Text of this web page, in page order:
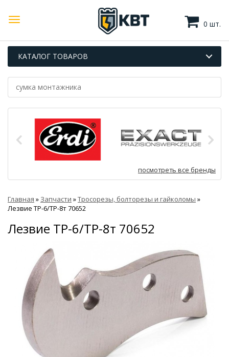
0 шт.
КАТАЛОГ ТОВАРОВ
посмотреть все бренды
Главная » Запчасти »Тросорезы, болторезы и гайколомы »
Лезвие ТР-6/ТР-8т 70652
Лезвие ТР-6/ТР-8т 70652